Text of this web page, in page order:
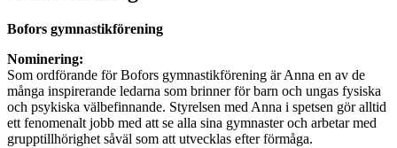
Bofors gymnastikförening
Nominering:
Som ordförande för Bofors gymnastikförening är Anna en av de
många inspirerande ledarna som brinner för barn och ungas fysiska
och psykiska välbefinnande. Styrelsen med Anna i spetsen gör alltid
ett fenomenalt jobb med att se alla sina gymnaster och arbetar med
grupptillhörighet såväl som att utvecklas efter förmåga.